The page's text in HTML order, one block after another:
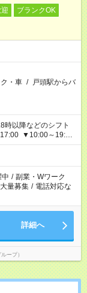
ブランクOK
・車 / 戸頭駅からバ
時以降などのシフト
▼10:00～19:00
/ 副業・Wワーク
量募集 / 電話対応な
詳細へ
ープ）